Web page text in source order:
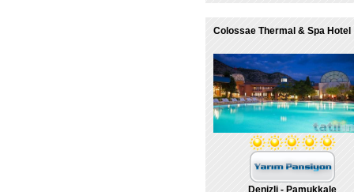
Colossae Thermal & Spa Hotel
Denizli - Pamukkale